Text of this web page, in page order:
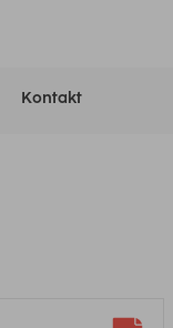
Kontakt